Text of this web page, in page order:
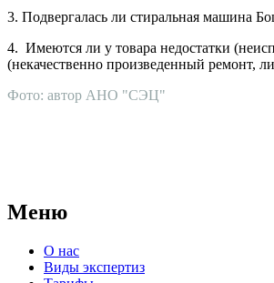
3. Подвергалась ли стиральная машина
4. Имеются ли у товара недостатки
(некачественно произведенный ремонт,
Фото: автор АНО "СЭЦ"
Меню
О нас
Виды экспертиз